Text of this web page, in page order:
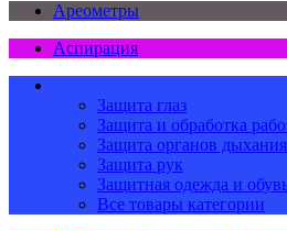
Ареометры
Аспирация
Защита глаз
Защита и обработка
Защита органов
Защита рук
Защитная одежда и
Все товары категории